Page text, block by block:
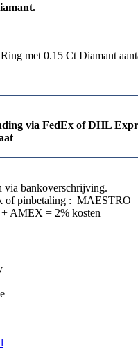
met 0.15 Ct Diamant
via FedEx of DHL
via bankoverschrijving.
of pinbetaling : MAESTRO
AMEX = 2% kosten